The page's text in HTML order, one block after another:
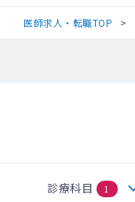
医師求人・転職TOP
診療科目 1